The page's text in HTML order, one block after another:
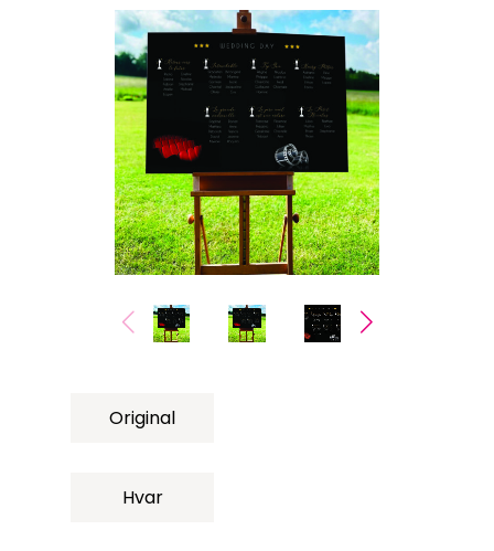
Original
Hvar